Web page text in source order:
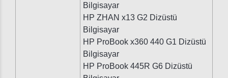
Bilgisayar
HP ZHAN x13 G2 Dizüstü
Bilgisayar
HP ProBook x360 440 G1 Dizüstü
Bilgisayar
HP ProBook 445R G6 Dizüstü